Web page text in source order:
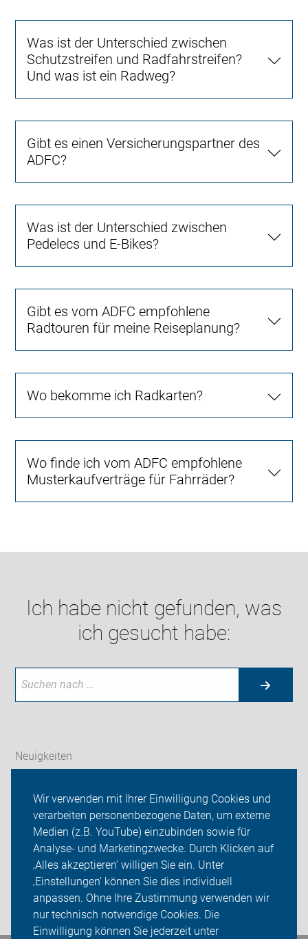
Wir verwenden mit Ihrer Einwilligung Cookies und
verarbeiten personenbezogene Daten, um externe
Medien (z.B. YouTube) einzubinden sowie für
Analyse- und Marketingzwecke. Durch Klicken auf
‚Alles akzeptieren‘ willigen Sie ein. Unter
‚Einstellungen‘ können Sie dies individuell
anpassen. Ohne Ihre Zustimmung verwenden wir
nur technisch notwendige Cookies. Die
Einwilligung können Sie jederzeit unter
Was ist der Unterschied zwischen
Schutzstreifen und Radfahrstreifen?
Und was ist ein Radweg?
Gibt es einen Versicherungspartner des
ADFC?
Was ist der Unterschied zwischen
Pedelecs und E-Bikes?
Gibt es vom ADFC empfohlene
Radtouren für meine Reiseplanung?
Wo bekomme ich Radkarten?
Wo finde ich vom ADFC empfohlene
Musterkaufverträge für Fahrräder?
Ich habe nicht gefunden, was
ich gesucht habe:
Neuigkeiten
Mängelmelder
Radtouren & Termine
Sei dabei
Login